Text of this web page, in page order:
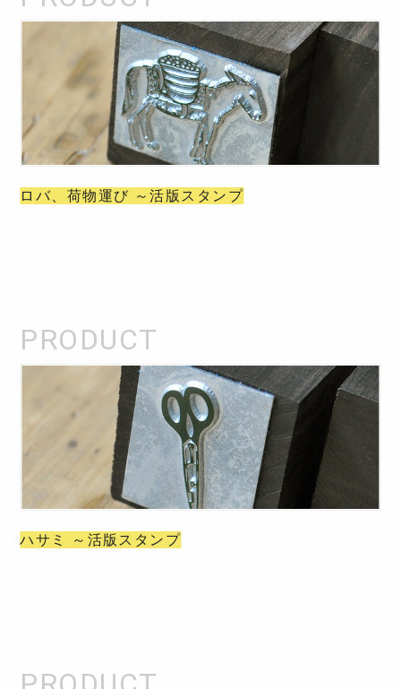
ロバ、荷物運び ～活版スタンプ
ハサミ ～活版スタンプ